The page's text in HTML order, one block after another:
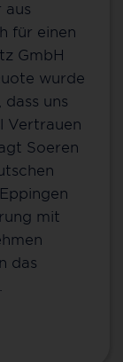
aus
für einen
GmbH
wurde
uns
Vertrauen
Soeren
mit
das